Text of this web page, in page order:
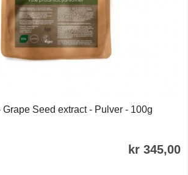
Seed extract - Pulver - 100g
kr 345,00